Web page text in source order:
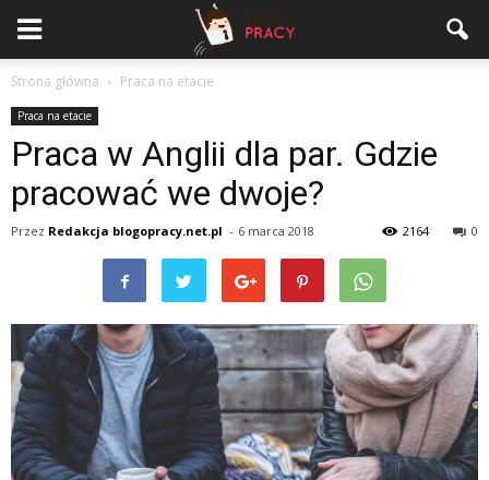
Strona główna Praca na etacie
Praca na etacie
Praca w Anglii dla par. Gdzie
pracować we dwoje?
Przez Redakcja blogopracy.net.pl - 6 marca 2018 0
2164